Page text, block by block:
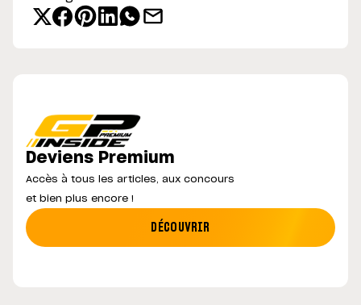
Deviens Premium
Accès à tous les articles, aux concours
et bien plus encore !
DÉCOUVRIR